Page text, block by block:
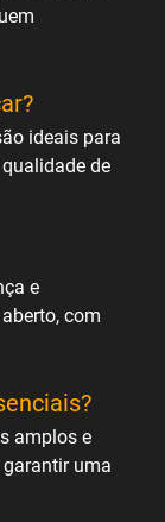
ideais para
de
e
com
amplos e
uma